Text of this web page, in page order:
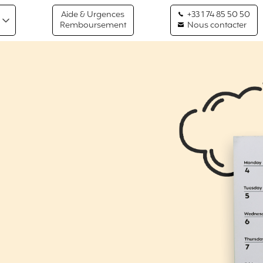
Aide & Urgences
Remboursement
+33 1 74 85 50 50
Nous contacter